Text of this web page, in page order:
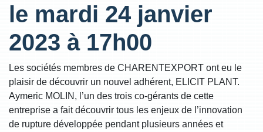
le mardi 24 janvier
2023 à 17h00
Les sociétés membres de CHARENTEXPORT ont eu le
plaisir de découvrir un nouvel adhérent, ELICIT PLANT.
Aymeric MOLIN, l’un des trois co-gérants de cette
entreprise a fait découvrir tous les enjeux de l’innovation
de rupture développée pendant plusieurs années et